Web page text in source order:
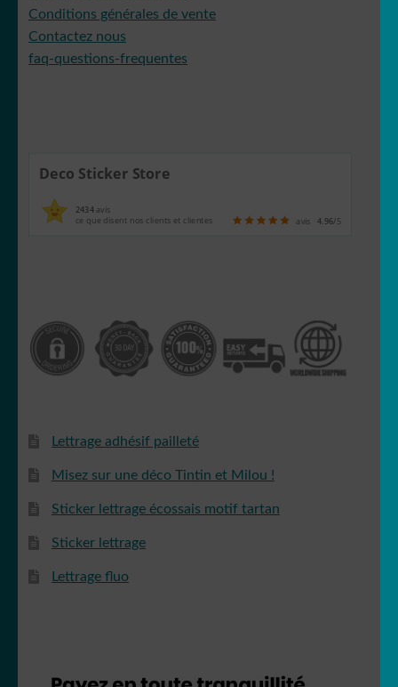
Princesses
Fait au Japon 🇯🇵
ENFANT
Conditions générales de vente
Contactez nous
faq-questions-frequentes
Deco Sticker Store
2434avis
ce que disent nos clients et clientes avis 4.96/5
Lettrage adhésif pailleté
Misez sur une déco Tintin et Milou !
Sticker lettrage écossais motif tartan
Sticker lettrage
Lettrage fluo